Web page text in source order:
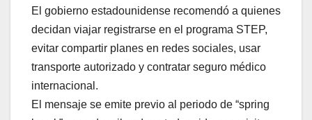
El gobierno estadounidense recomendó a quienes
decidan viajar registrarse en el programa STEP,
evitar compartir planes en redes sociales, usar
transporte autorizado y contratar seguro médico
internacional.
El mensaje se emite previo al periodo de “spring